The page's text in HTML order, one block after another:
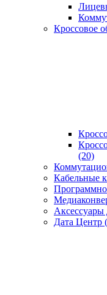
Кроссовое
(20)
Кабельные
Дата Центр